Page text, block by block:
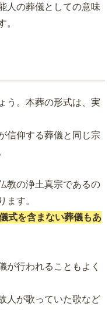
人の葬儀としての意味
。
う。本葬の形式は、実
信仰する葬儀と同じ宗
教の浄土真宗であるの
ます。
式を含まない葬儀もあ
が行われることもよく
人が歌っていた歌など